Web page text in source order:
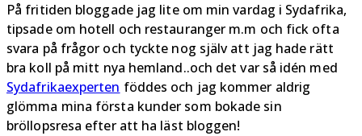
På fritiden bloggade jag lite om min vardag i Sydafrika,
tipsade om hotell och restauranger m.m och fick ofta
svara på frågor och tyckte nog själv att jag hade rätt
bra koll på mitt nya hemland..och det var så idén med
Sydafrikaexperten föddes och jag kommer aldrig
glömma mina första kunder som bokade sin
bröllopsresa efter att ha läst bloggen!